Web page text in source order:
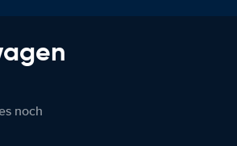
noch